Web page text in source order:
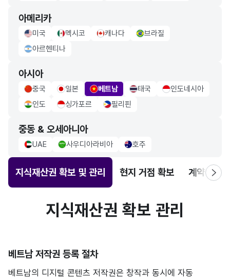
아메리카
usa Flag
미국 mexico Flag
멕시코 canada Flag
캐나다 brazil Flag
브라질
Argentina Flag
아르헨티나
아시아
china Flag
중국 japan Flag
일본 vietnam Flag
베트남 thailand Flag
태국 indonesia Flag
인도네시아
indo Flag
인도 singapore Flag
싱가포르 philippiness Flag
필리핀
중동 & 오세아니아
uae Flag
UAE saudiarabia Flag
사우디아라비아 Australia Flag
호주
지식재산권 확보 및 관리 현지 거점 확보 계약 체결
지식재산권 확보 관리
베트남 저작권 등록 절차
베트남의 디지털 콘텐츠 저작권은 창작과 동시에 자동